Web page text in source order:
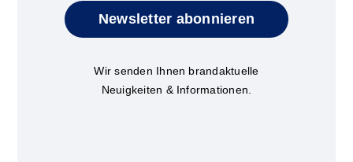
Newsletter abonnieren
Wir senden Ihnen brandaktuelle
Neuigkeiten & Informationen.